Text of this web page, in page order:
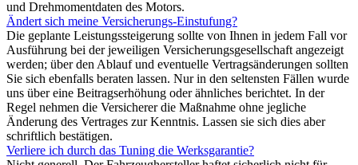
und Drehmomentdaten des Motors.
Ändert sich meine Versicherungs-Einstufung?
Die geplante Leistungssteigerung sollte von Ihnen in jedem Fall vor
Ausführung bei der jeweiligen Versicherungsgesellschaft angezeigt
werden; über den Ablauf und eventuelle Vertragsänderungen sollten
Sie sich ebenfalls beraten lassen. Nur in den seltensten Fällen wurde
uns über eine Beitragserhöhung oder ähnliches berichtet. In der
Regel nehmen die Versicherer die Maßnahme ohne jegliche
Änderung des Vertrages zur Kenntnis. Lassen sie sich dies aber
schriftlich bestätigen.
Verliere ich durch das Tuning die Werksgarantie?